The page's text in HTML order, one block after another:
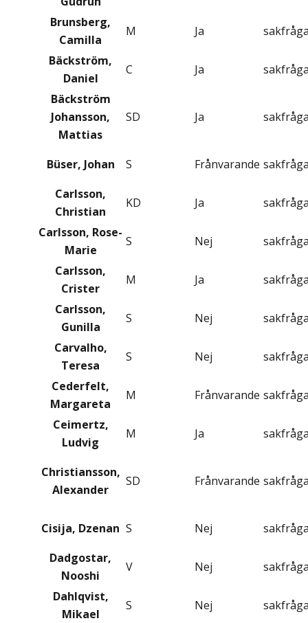
Brunsberg,
Camilla
M Ja
Bäckström,
Daniel
C Ja
Bäckström
Johansson,
Mattias
SD Ja
Büser, Johan S Frånvarande
Carlsson,
Christian
KD Ja
Carlsson, Rose-
Marie
S Nej
Carlsson,
Crister
M Ja
Carlsson,
Gunilla
S Nej
Carvalho,
Teresa
S Nej
Cederfelt,
Margareta
M Frånvarande
Ceimertz,
Ludvig
M Ja
Christiansson,
Alexander
SD Frånvarande
Cisija, Dzenan S Nej
Dadgostar,
Nooshi
V Nej
Dahlqvist,
Mikael
S Nej